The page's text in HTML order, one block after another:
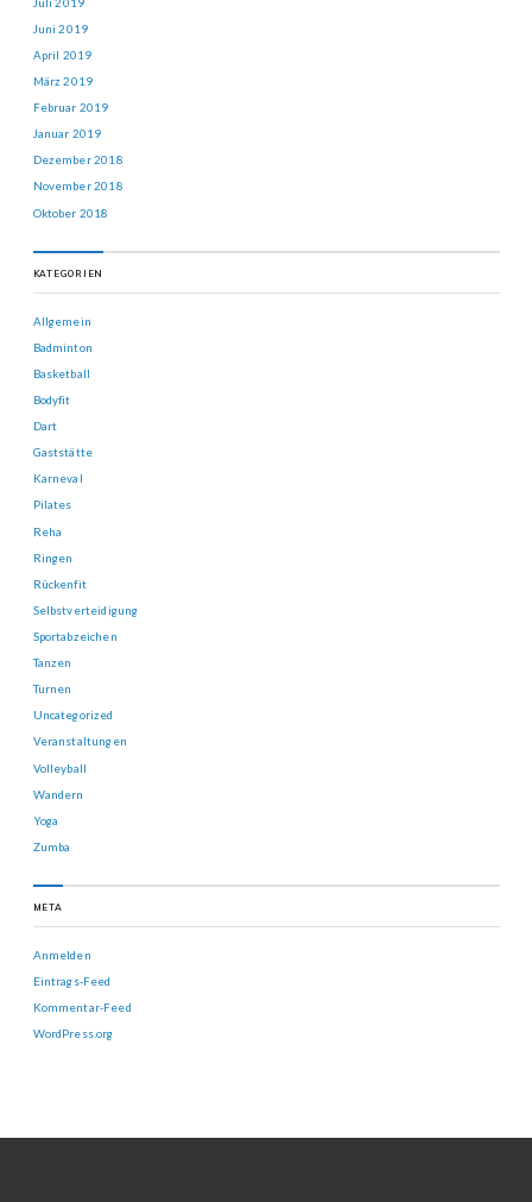
Juni 2019
April 2019
März 2019
Februar 2019
Januar 2019
Dezember 2018
November 2018
Oktober 2018
KATEGORIEN
Allgemein
Badminton
Basketball
Bodyfit
Dart
Gaststätte
Karneval
Pilates
Reha
Ringen
Rückenfit
Selbstverteidigung
Sportabzeichen
Tanzen
Turnen
Uncategorized
Veranstaltungen
Volleyball
Wandern
Yoga
Zumba
META
Anmelden
Eintrags-Feed
Kommentar-Feed
WordPress.org